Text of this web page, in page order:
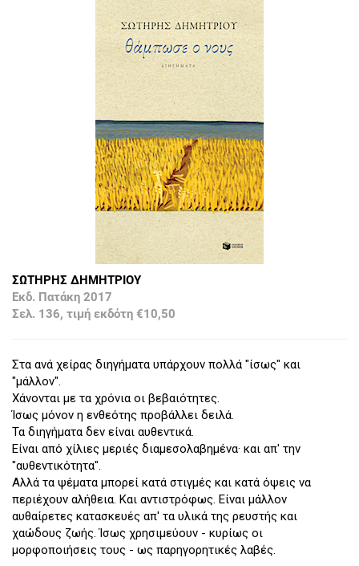
ΣΩΤΗΡΗΣ ΔΗΜΗΤΡΙΟΥ
Εκδ. Πατάκη 2017
Σελ. 136, τιμή εκδότη €10,50
Στα ανά χείρας διηγήματα υπάρχουν πολλά "ίσως" και
"μάλλον".
Χάνονται με τα χρόνια οι βεβαιότητες.
Ίσως μόνον η ενθεότης προβάλλει δειλά.
Τα διηγήματα δεν είναι αυθεντικά.
Είναι από χίλιες μεριές διαμεσολαβημένα· και απ' την
"αυθεντικότητα".
Αλλά τα ψέματα μπορεί κατά στιγμές και κατά όψεις να
περιέχουν αλήθεια. Και αντιστρόφως. Είναι μάλλον
αυθαίρετες κατασκευές απ' τα υλικά της ρευστής και
χαώδους ζωής. Ίσως χρησιμεύουν - κυρίως οι
μορφοποιήσεις τους - ως παρηγορητικές λαβές.